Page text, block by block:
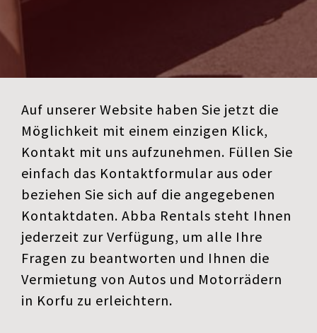
Auf unserer Website haben Sie jetzt die
Möglichkeit mit einem einzigen Klick,
Kontakt mit uns aufzunehmen. Füllen Sie
einfach das Kontaktformular aus oder
beziehen Sie sich auf die angegebenen
Kontaktdaten. Abba Rentals steht Ihnen
jederzeit zur Verfügung, um alle Ihre
Fragen zu beantworten und Ihnen die
Vermietung von Autos und Motorrädern
in Korfu zu erleichtern.